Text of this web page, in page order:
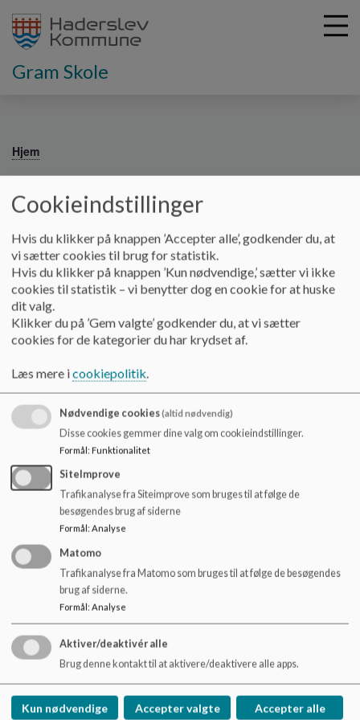
i
Gram Skole
Hjem
Årshjul for skoleåret 2025/26
Årshjulene viser de undervisningsforløb og arrangementer,
som de forskellige klyngeteams og klasser deltager i hvert år.
Arrangementerne og undervisningsforløbene er tilrettelagt
og udvalgt, så de understøtter elevernes sociale, personlige
og faglige trivsel.
Årshjul for klynge 1
Årshjul for klynge 2
Årshjul for klynge 3
Årshjul for klynge 4
Gramskole
Stadionvej 9E
gramskole@haderslev.dk
Cookieindstillinger
Hvis du klikker på knappen ’Accepter alle’, godkender du, at
vi sætter cookies til brug for statistik.
Hvis du klikker på knappen ’Kun nødvendige,’ sætter vi ikke
cookies til statistik – vi benytter dog en cookie for at huske
dit valg.
Klikker du på ’Gem valgte’ godkender du, at vi sætter
cookies for de kategorier du har krydset af.
Læs mere icookiepolitik.
Nødvendige cookies(altid nødvendig)
Disse cookies gemmer dine valg om cookieindstillinger.
Formål: Funktionalitet
SiteImprove
Trafikanalyse fra Siteimprove som bruges til at følge de
besøgendes brug af siderne
Formål : Analyse
Matomo
Trafikanalyse fra Matomo som bruges til at følge de besøgendes
brug af siderne.
Formål: Analyse
Aktiver/deaktivér alle
Brug denne kontakt til at aktivere/deaktivere alle apps.
Kun nødvendige Accepter valgte Accepter alle